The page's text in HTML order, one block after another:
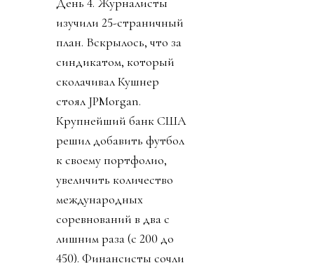
Чуть позже 41 из 41
федераций КОНКАКАФ
единогласно отвергли
саму мысль
приватизации футбола
и сам план ФИФА.
Футбол к концу дня,
кажется, был спасен.
День 4. Журналисты
изучили 25-страничный
план. Вскрылось, что за
синдикатом, который
сколачивал Кушнер